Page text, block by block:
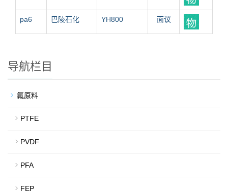
pa6 巴陵石化 YH800 面议
导航栏目
氟原料
PTFE
PVDF
PFA
FEP